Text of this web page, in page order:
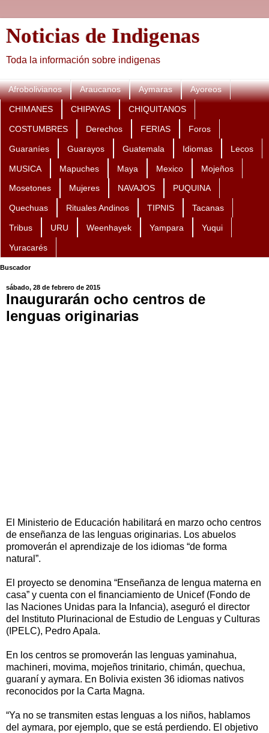
Noticias de Indigenas
Toda la información sobre indigenas
Afrobolivianos Araucanos Aymaras Ayoreos
CHIMANES CHIPAYAS CHIQUITANOS
COSTUMBRES Derechos FERIAS Foros
Guaraníes Guarayos Guatemala Idiomas Lecos
MUSICA Mapuches Maya Mexico Mojeños
Mosetones Mujeres NAVAJOS PUQUINA
Quechuas Rituales Andinos TIPNIS Tacanas
Tribus URU Weenhayek Yampara Yuqui
Yuracarés
Buscador
sábado, 28 de febrero de 2015
Inaugurarán ocho centros de
lenguas originarias
El Ministerio de Educación habilitará en marzo ocho centros
de enseñanza de las lenguas originarias. Los abuelos
promoverán el aprendizaje de los idiomas “de forma
natural”.
El proyecto se denomina “Enseñanza de lengua materna en
casa” y cuenta con el financiamiento de Unicef (Fondo de
las Naciones Unidas para la Infancia), aseguró el director
del Instituto Plurinacional de Estudio de Lenguas y Culturas
(IPELC), Pedro Apala.
En los centros se promoverán las lenguas yaminahua,
machineri, movima, mojeños trinitario, chimán, quechua,
guaraní y aymara. En Bolivia existen 36 idiomas nativos
reconocidos por la Carta Magna.
“Ya no se transmiten estas lenguas a los niños, hablamos
del aymara, por ejemplo, que se está perdiendo. El objetivo